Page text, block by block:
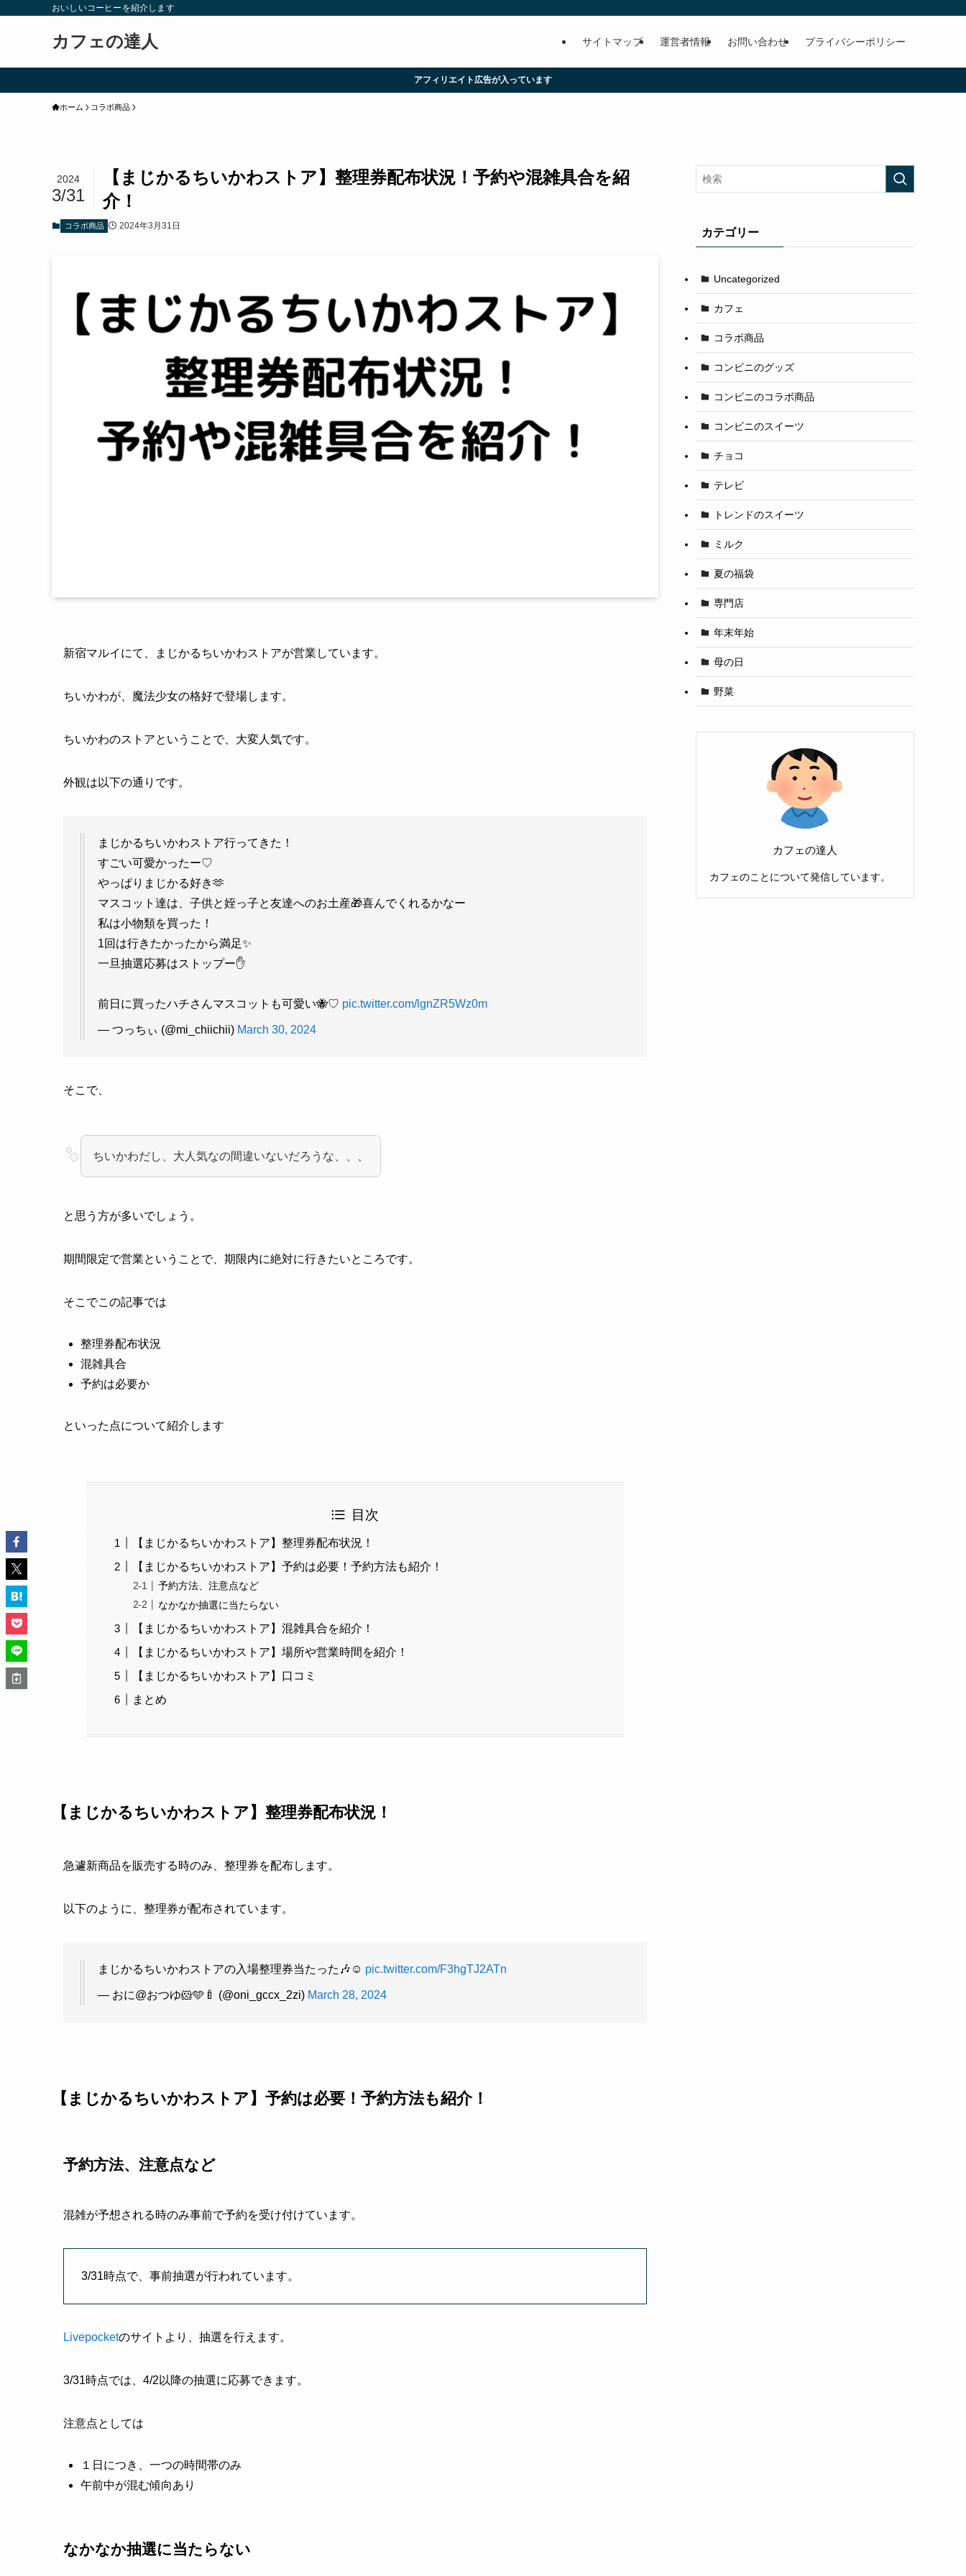
おいしいコーヒーを紹介します
カフェの達人 サイトマップ 運営者情報 お問い合わせ プライバシーポリシー
アフィリエイト広告が入っています
ホーム コラボ商品
【まじかるちいかわストア】整理券配布状況！予約や混雑具合を紹
介！
2024
3/31
コラボ商品 2024年3月31日
新宿マルイにて、まじかるちいかわストアが営業しています。
ちいかわが、魔法少女の格好で登場します。
ちいかわのストアということで、大変人気です。
外観は以下の通りです。
まじかるちいかわストア行ってきた！
すごい可愛かったー♡
やっぱりまじかる好き🫶
マスコット達は、子供と姪っ子と友達へのお土産🎁喜んでくれるかなー
私は小物類を買った！
1回は行きたかったから満足✨
一旦抽選応募はストップー✋
前日に買ったハチさんマスコットも可愛い🐝♡ pic.twitter.com/lgnZR5Wz0m
— つっちぃ (@mi_chiichii) March 30, 2024
そこで、
ちいかわだし、大人気なの間違いないだろうな、、、
と思う方が多いでしょう。
期間限定で営業ということで、期限内に絶対に行きたいところです。
そこでこの記事では
整理券配布状況
混雑具合
予約は必要か
といった点について紹介します
目次
【まじかるちいかわストア】整理券配布状況！
【まじかるちいかわストア】予約は必要！予約方法も紹介！
予約方法、注意点など
なかなか抽選に当たらない
【まじかるちいかわストア】混雑具合を紹介！
【まじかるちいかわストア】場所や営業時間を紹介！
【まじかるちいかわストア】口コミ
まとめ
【まじかるちいかわストア】整理券配布状況！
急遽新商品を販売する時のみ、整理券を配布します。
以下のように、整理券が配布されています。
まじかるちいかわストアの入場整理券当たった🎶☺️ pic.twitter.com/F3hgTJ2ATn
— おに@おつゆ🐹🩵🍼 (@oni_gccx_2zi) March 28, 2024
【まじかるちいかわストア】予約は必要！予約方法も紹介！
予約方法、注意点など
混雑が予想される時のみ事前で予約を受け付けています。
3/31時点で、事前抽選が行われています。
Livepocketのサイトより、抽選を行えます。
3/31時点では、4/2以降の抽選に応募できます。
注意点としては
１日につき、一つの時間帯のみ
午前中が混む傾向あり
なかなか抽選に当たらない
カテゴリー
Uncategorized
カフェ
コラボ商品
コンビニのグッズ
コンビニのコラボ商品
コンビニのスイーツ
チョコ
テレビ
トレンドのスイーツ
ミルク
夏の福袋
専門店
年末年始
母の日
野菜
カフェの達人
カフェのことについて発信しています。